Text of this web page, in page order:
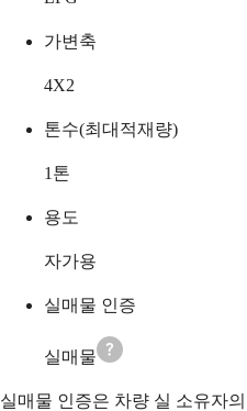
가변축
4X2
톤수(최대적재량)
1 톤
용도
자가용
실매물 인증
실매물
실매물 인증은 차량 실 소유자